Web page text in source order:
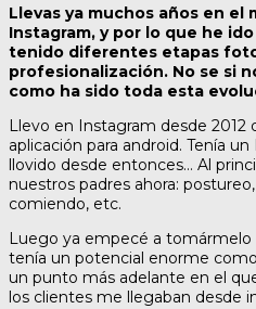
Llevas ya muchos años en
Instagram, y por lo que he
tenido diferentes etapas
profesionalización. No se si
como ha sido toda esta
Llevo en Instagram desde 2012
aplicación para android. Tenía
llovido desde entonces… Al
nuestros padres ahora:
comiendo, etc.
Luego ya empecé a
tenía un potencial enorme
un punto más adelante en el
los clientes me llegaban desde